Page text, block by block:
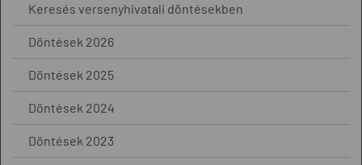
Keresés versenyhivatali döntésekben
Döntések 2026
Döntések 2025
Döntések 2024
Döntések 2023